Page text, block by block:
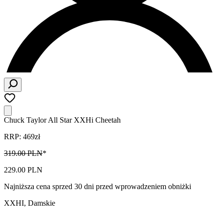
Chuck Taylor All Star XXHi Cheetah
RRP: 469zł
319.00 PLN*
229.00 PLN
Najniższa cena sprzed 30 dni przed wprowadzeniem obniżki
XXHI, Damskie